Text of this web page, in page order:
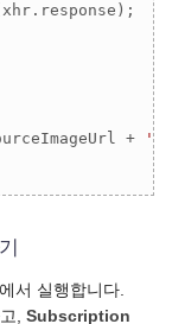
+
서 실행합니다.
, Subscription